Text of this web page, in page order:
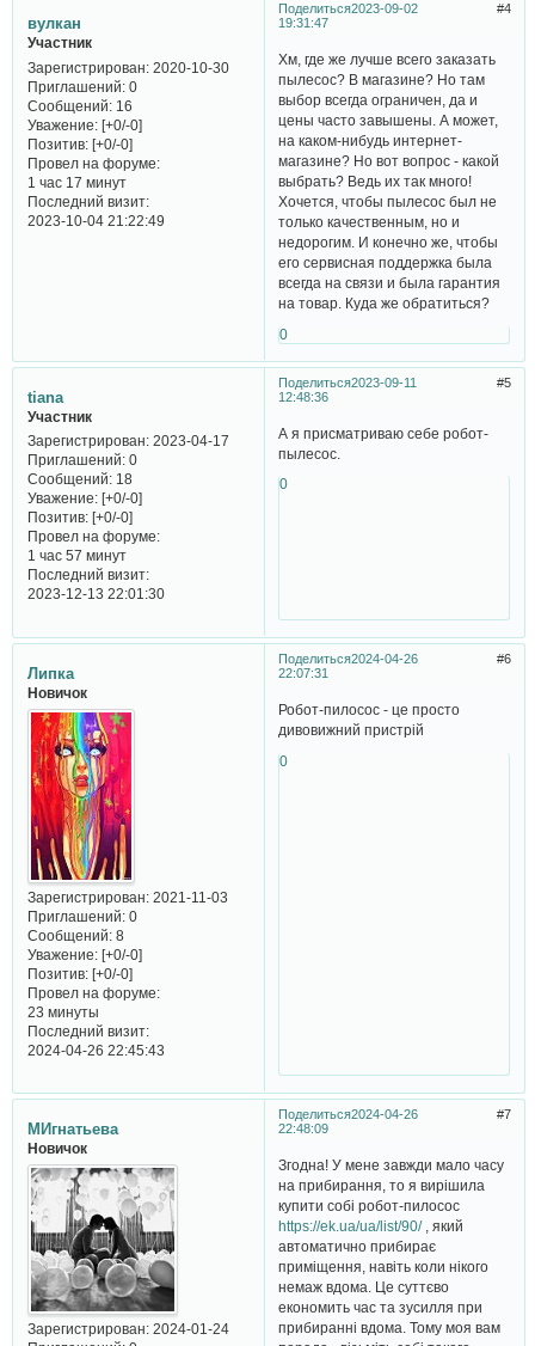
Поделиться 4
2023-09-02
19:31:47
вулкан
Участник
Зарегистрирован: 2020-10-30
Приглашений:0
Сообщений:16
Уважение: [+0/-0]
Позитив: [+0/-0]
Провел на форуме:
1 час 17 минут
Последний визит:
2023-10-04 21:22:49
Хм, где же лучше всего заказать
пылесос? В магазине? Но там
выбор всегда ограничен, да и
цены часто завышены. А может,
на каком-нибудь интернет-
магазине? Но вот вопрос - какой
выбрать? Ведь их так много!
Хочется, чтобы пылесос был не
только качественным, но и
недорогим. И конечно же, чтобы
его сервисная поддержка была
всегда на связи и была гарантия
на товар. Куда же обратиться?
0
Поделиться 5
2023-09-11
12:48:36
tiana
Участник
Зарегистрирован: 2023-04-17
Приглашений:0
Сообщений:18
Уважение: [+0/-0]
Позитив: [+0/-0]
Провел на форуме:
1 час 57 минут
Последний визит:
2023-12-13 22:01:30
А я присматриваю себе робот-
пылесос.
0
Поделиться 6
2024-04-26
22:07:31
Липка
Новичок
Зарегистрирован: 2021-11-03
Приглашений:0
Сообщений:8
Уважение: [+0/-0]
Позитив: [+0/-0]
Провел на форуме:
23 минуты
Последний визит:
2024-04-26 22:45:43
Робот-пилосос - це просто
дивовижний пристрій
0
Поделиться 7
2024-04-26
22:48:09
МИгнатьева
Новичок
Зарегистрирован: 2024-01-24
Згодна! У мене завжди мало часу
на прибирання, то я вирішила
купити собі робот-пилосос
https://ek.ua/ua/list/90/, який
автоматично прибирає
приміщення, навіть коли нікого
немаж вдома. Це суттєво
економить час та зусилля при
прибиранні вдома. Тому моя вам